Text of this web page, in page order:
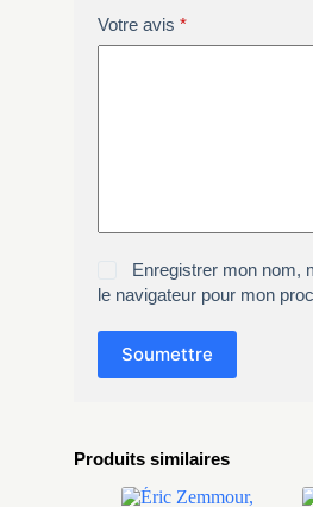
Produits similaires
Votre avis *
Enregistrer mon nom,
le navigateur pour mon
Soumettre